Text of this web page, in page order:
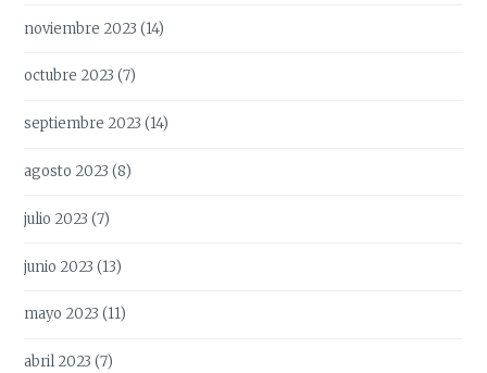
noviembre 2023 (14)
octubre 2023 (7)
septiembre 2023 (14)
agosto 2023 (8)
julio 2023 (7)
junio 2023 (13)
mayo 2023 (11)
abril 2023 (7)